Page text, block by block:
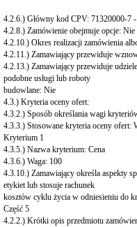
4.2.6.) Główny kod CPV: 71320000-7
4.2.8.) Zamówienie obejmuje opcje: Nie
4.2.10.) Okres realizacji zamówienia
4.2.11.) Zamawiający przewiduje
4.2.13.) Zamawiający przewiduje
podobne usługi lub roboty
budowlane: Nie
4.3.) Kryteria oceny ofert:
4.3.2.) Sposób określania wagi
4.3.3.) Stosowane kryteria oceny ofert:
Kryterium 1
4.3.5.) Nazwa kryterium: Cena
4.3.6.) Waga: 100
4.3.10.) Zamawiający określa aspekty
etykiet lub stosuje rachunek
kosztów cyklu życia w odniesieniu do
Część 5
4.2.2.) Krótki opis przedmiotu